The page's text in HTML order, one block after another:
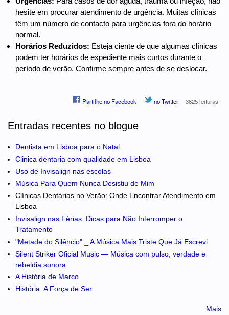
hesite em procurar atendimento de urgência. Muitas clínicas
têm um número de contacto para urgências fora do horário
normal.
Horários Reduzidos: Esteja ciente de que algumas clínicas
podem ter horários de expediente mais curtos durante o
período de verão. Confirme sempre antes de se deslocar.
Partilhe no Facebook no Twitter 3625 leituras
Entradas recentes no blogue
Dentista em Lisboa para o Natal
Clinica dentaria com qualidade em Lisboa
Uso de Invisalign nas escolas
Música Para Quem Nunca Desistiu de Mim
Clínicas Dentárias no Verão: Onde Encontrar Atendimento em
Lisboa
Invisalign nas Férias: Dicas para Não Interromper o
Tratamento
"Metade do Silêncio" _ A Música Mais Triste Que Já Escrevi
Silent Striker Oficial Music — Música com pulso, verdade e
rebeldia sonora
A História de Marco
História: A Força de Ser
Mais